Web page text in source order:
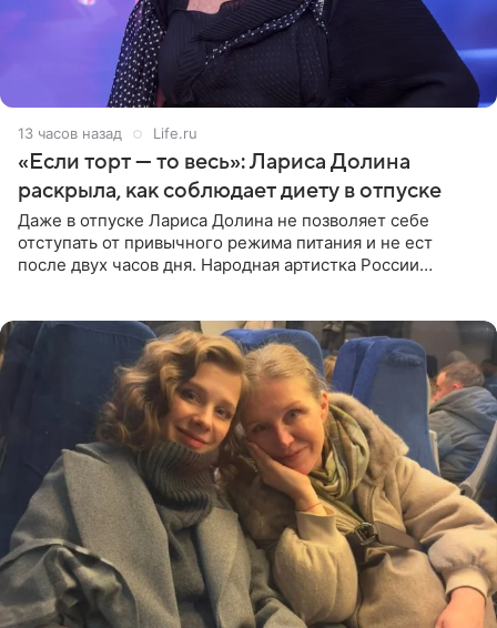
13 часов назад Life.ru
«Если торт — то весь»: Лариса Долина
раскрыла, как соблюдает диету в отпуске
Даже в отпуске Лариса Долина не позволяет себе
отступать от привычного режима питания и не ест
после двух часов дня. Народная артистка России